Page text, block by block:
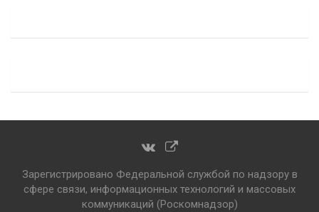
Зарегистрировано Федеральной службой по надзору в
сфере связи, информационных технологий и массовых
коммуникаций (Роскомнадзор)